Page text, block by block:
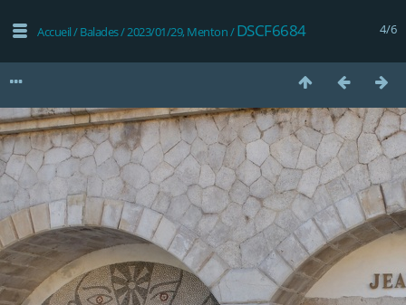
4/6
Accueil/Balades/2023/01/29, Menton/DSCF6684